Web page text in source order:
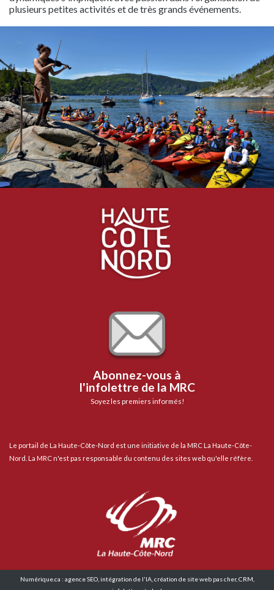
plusieurs petites activités et de très grands événements.
Abonnez-vous à
l'infolettre de la MRC
Soyez les premiers informés!
Le portail de La Haute-Côte-Nord est une initiative de la MRC La Haute-Côte-
Nord. La MRC n'est pas responsable du contenu des sites web qu'elle réfère.
Numérique.ca : agence SEO, intégration de l'IA, création de site web pas cher,CRM